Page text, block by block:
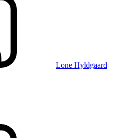
Lone Hyldgaard